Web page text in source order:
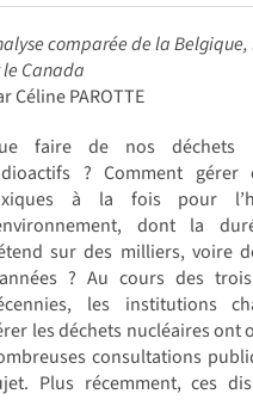
comparée de la Belgique,
Canada
Céline PAROTTE
faire de nos déchets
? Comment gérer
à la fois pour
dont la
sur des milliers, voire
? Au cours des
les institutions
les déchets nucléaires ont
consultations
Plus récemment, ces